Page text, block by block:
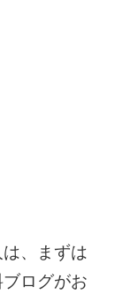
、まずは
ログがお